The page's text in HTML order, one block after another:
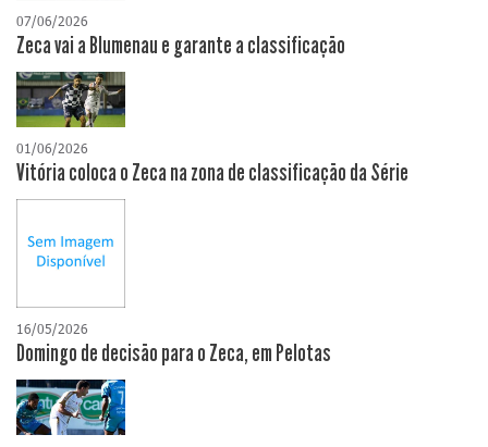
07/06/2026
Zeca vai a Blumenau e garante a classificação
01/06/2026
Vitória coloca o Zeca na zona de classificação da Série
16/05/2026
Domingo de decisão para o Zeca, em Pelotas